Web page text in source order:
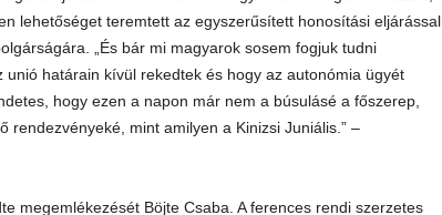
lehetőséget teremtett az egyszerűsített honosítási eljárással
„És bár mi magyarok sosem fogjuk tudni
határain kívül rekedtek és hogy az autonómia ügyét
hogy ezen a napon már nem a búsulásé a főszerep,
rendezvényeké, mint amilyen a Kinizsi Juniális.” –
megemlékezését Böjte Csaba. A ferences rendi szerzetes